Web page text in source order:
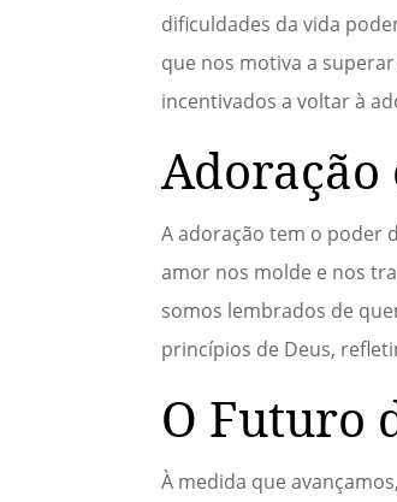
dificuldades da vida
que nos motiva a
incentivados a voltar à
Adoração
A adoração tem o poder
amor nos molde e nos
somos lembrados de
princípios de Deus,
O Futuro
À medida que